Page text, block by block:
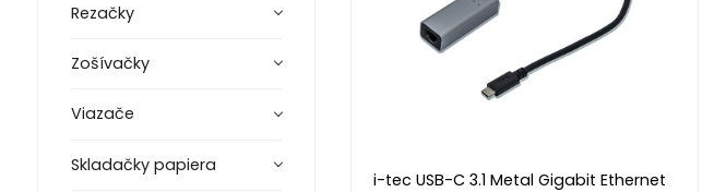
Rezačky
Zošívačky
Viazače
Skladačky papiera
i-tec USB-C 3.1 Metal Gigabit Ethernet